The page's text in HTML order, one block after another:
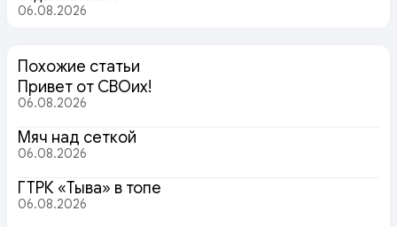
06.08.2026
Похожие статьи
Привет от СВОих!
06.08.2026
Мяч над сеткой
06.08.2026
ГТРК «Тыва» в топе
06.08.2026